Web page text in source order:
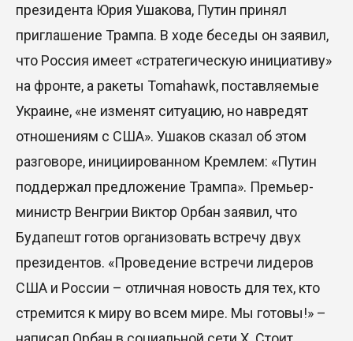
Азии по устойчивости инвестиционного рынка
23 Июл. 2026 15:39
Полный гид: На какую поддержку от государства
Казахстане
Аида Балаева высказалась о важности развития
посмертного донорства в Казахстане
22 Июл. 2026 14:39
механизмом учета мнения общества – эксперт
21 Июл. 2026 12:02
президента Юрия Ушакова, Путин принял
приглашение Трампа. В ходе беседы он заявил,
что Россия имеет «стратегическую инициативу»
на фронте, а ракеты Tomahawk, поставляемые
Украине, «не изменят ситуацию, но навредят
отношениям с США». Ушаков сказал об этом
разговоре, инициированном Кремлем: «Путин
поддержал предложение Трампа». Премьер-
министр Венгрии Виктор Орбан заявил, что
Будапешт готов организовать встречу двух
президентов. «Проведение встречи лидеров
США и России – отличная новость для тех, кто
стремится к миру во всем мире. Мы готовы!» –